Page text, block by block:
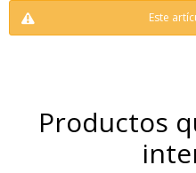
Este
Productos